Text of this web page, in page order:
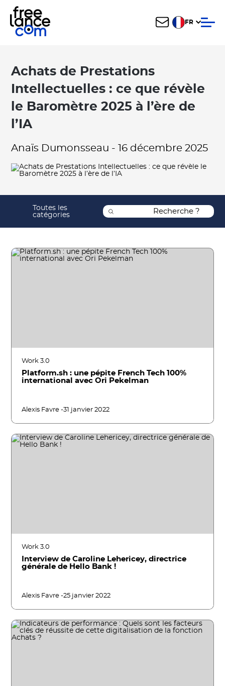
FR
Achats de Prestations
Intellectuelles : ce que révèle
le Baromètre 2025 à l’ère de
l’IA
Anaïs Dumonsseau - 16 décembre 2025
Toutes les
catégories
Work 3.0
Platform.sh : une pépite French Tech 100%
international avec Ori Pekelman
Alexis Favre -31 janvier 2022
Work 3.0
Interview de Caroline Lehericey, directrice
générale de Hello Bank !
Alexis Favre -25 janvier 2022